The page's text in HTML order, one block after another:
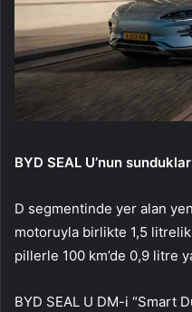
BYD SEAL U’nun
D segmentinde yer alan
motoruyla birlikte 1,5
pillerle 100 km’de 0,9 litre
BYD SEAL U DM-i “Smart